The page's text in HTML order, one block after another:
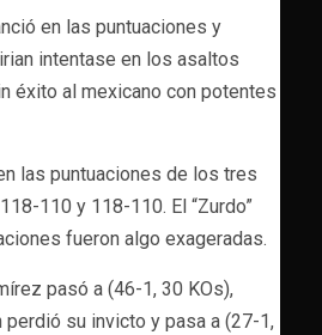
en las puntuaciones y
intentase en los asaltos
éxito al mexicano con potentes
las puntuaciones de los tres
110 y 118-110. El “Zurdo”
fueron algo exageradas.
pasó a (46-1, 30 KOs),
perdió su invicto y pasa a (27-1,